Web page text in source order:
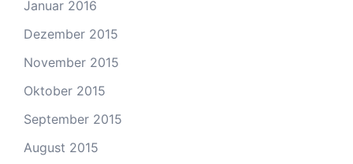
Januar 2016
Dezember 2015
November 2015
Oktober 2015
September 2015
August 2015